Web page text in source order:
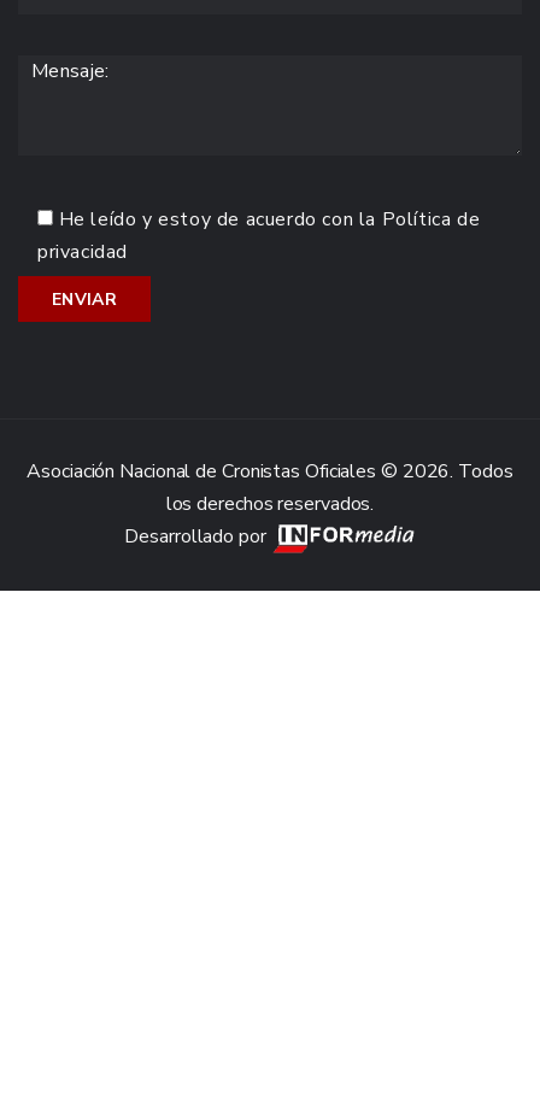
He leído y estoy de acuerdo con la Política de
privacidad
Asociación Nacional de Cronistas Oficiales © 2026. Todos
los derechos reservados.
Desarrollado por